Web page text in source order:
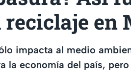
en
impacta al medio
la economía del país,